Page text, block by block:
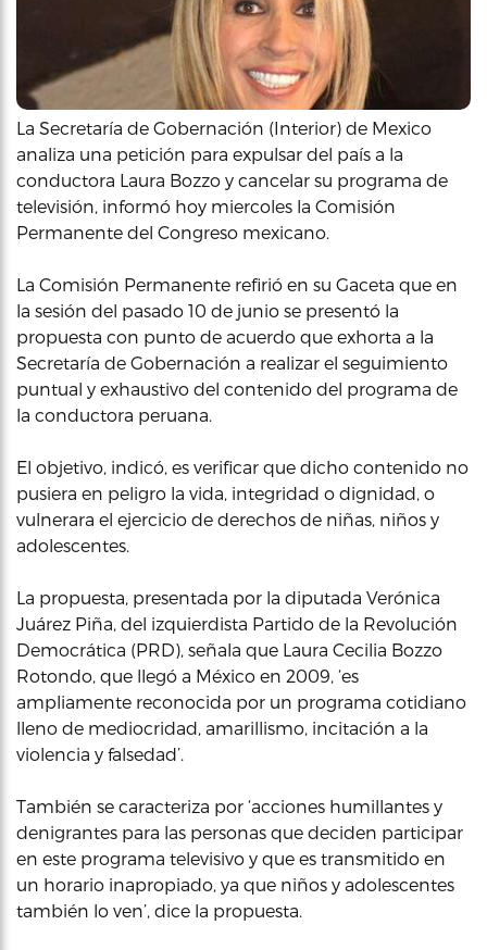
La Secretaría de Gobernación (Interior) de Mexico
analiza una petición para expulsar del país a la
conductora Laura Bozzo y cancelar su programa de
televisión, informó hoy miercoles la Comisión
Permanente del Congreso mexicano.
La Comisión Permanente refirió en su Gaceta que en
la sesión del pasado 10 de junio se presentó la
propuesta con punto de acuerdo que exhorta a la
Secretaría de Gobernación a realizar el seguimiento
puntual y exhaustivo del contenido del programa de
la conductora peruana.
El objetivo, indicó, es verificar que dicho contenido no
pusiera en peligro la vida, integridad o dignidad, o
vulnerara el ejercicio de derechos de niñas, niños y
adolescentes.
La propuesta, presentada por la diputada Verónica
Juárez Piña, del izquierdista Partido de la Revolución
Democrática (PRD), señala que Laura Cecilia Bozzo
Rotondo, que llegó a México en 2009, ‘es
ampliamente reconocida por un programa cotidiano
lleno de mediocridad, amarillismo, incitación a la
violencia y falsedad’.
También se caracteriza por ‘acciones humillantes y
denigrantes para las personas que deciden participar
en este programa televisivo y que es transmitido en
un horario inapropiado, ya que niños y adolescentes
también lo ven’, dice la propuesta.